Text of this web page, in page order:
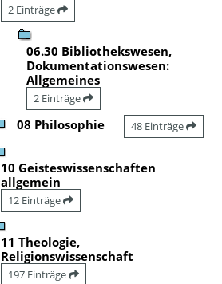
2 Einträge
06.30 Bibliothekswesen,
Dokumentationswesen:
Allgemeines
2 Einträge
08 Philosophie 48 Einträge
10 Geisteswissenschaften
allgemein
12 Einträge
11 Theologie,
Religionswissenschaft
197 Einträge